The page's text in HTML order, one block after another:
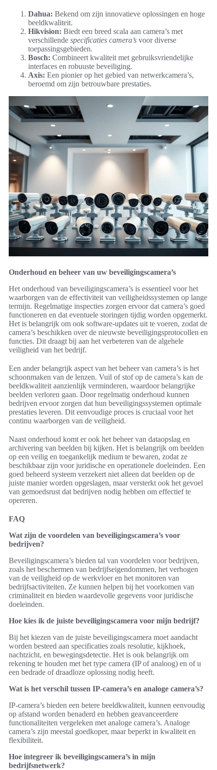
Dahua: Bekend om zijn innovatieve oplossingen en hoge
beeldkwaliteit.
Hikvision: Biedt een breed scala aan camera’s met
verschillende specificaties camera’s voor diverse
toepassingsgebieden.
Bosch: Combineert kwaliteit met gebruiksvriendelijke
interfaces en robuuste beveiliging.
Axis: Een pionier op het gebied van netwerkcamera’s,
beroemd om zijn betrouwbare prestaties.
Onderhoud en beheer van uw beveiligingscamera’s
Het onderhoud van beveiligingscamera’s is essentieel voor het
waarborgen van de effectiviteit van veiligheidssystemen op lange
termijn. Regelmatige inspecties zorgen ervoor dat camera’s goed
functioneren en dat eventuele storingen tijdig worden opgemerkt.
Het is belangrijk om ook software-updates uit te voeren, zodat de
camera’s beschikken over de nieuwste beveiligingsprotocollen en
functies. Dit draagt bij aan het verbeteren van de algehele
veiligheid van het bedrijf.
Een ander belangrijk aspect van het beheer van camera’s is het
schoonmaken van de lenzen. Vuil of stof op de camera’s kan de
beeldkwaliteit aanzienlijk verminderen, waardoor belangrijke
beelden verloren gaan. Door regelmatig onderhoud kunnen
bedrijven ervoor zorgen dat hun beveiligingssystemen optimale
prestaties leveren. Dit eenvoudige proces is cruciaal voor het
continu waarborgen van de veiligheid.
Naast onderhoud komt er ook het beheer van dataopslag en
archivering van beelden bij kijken. Het is belangrijk om beelden
op een veilig en toegankelijk medium te bewaren, zodat ze
beschikbaar zijn voor juridische en operationele doeleinden. Een
goed beheerd systeem verzekert niet alleen dat beelden op de
juiste manier worden opgeslagen, maar versterkt ook het gevoel
van gemoedsrust dat bedrijven nodig hebben om effectief te
opereren.
FAQ
Wat zijn de voordelen van beveiligingscamera’s voor
bedrijven?
Beveiligingscamera’s bieden tal van voordelen voor bedrijven,
zoals het beschermen van bedrijfseigendommen, het verhogen
van de veiligheid op de werkvloer en het monitoren van
bedrijfsactiviteiten. Ze kunnen helpen bij het voorkomen van
criminaliteit en bieden waardevolle gegevens voor juridische
doeleinden.
Hoe kies ik de juiste beveiligingscamera voor mijn bedrijf?
Bij het kiezen van de juiste beveiligingscamera moet aandacht
worden besteed aan specificaties zoals resolutie, kijkhoek,
nachtzicht, en bewegingsdetectie. Het is ook belangrijk om
rekening te houden met het type camera (IP of analoog) en of u
een bedrade of draadloze oplossing nodig heeft.
Wat is het verschil tussen IP-camera’s en analoge camera’s?
IP-camera’s bieden een betere beeldkwaliteit, kunnen eenvoudig
op afstand worden benaderd en hebben geavanceerdere
functionaliteiten vergeleken met analoge camera’s. Analoge
camera’s zijn meestal goedkoper, maar beperkt in kwaliteit en
flexibiliteit.
Hoe integreer ik beveiligingscamera’s in mijn
bedrijfsnetwerk?